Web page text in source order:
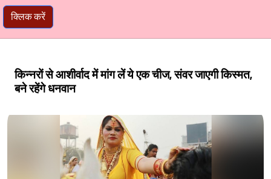
क्लिक करें
किन्नरों से आशीर्वाद में मांग लें ये एक चीज, संवर जाएगी किस्मत,
बने रहेंगे धनवान